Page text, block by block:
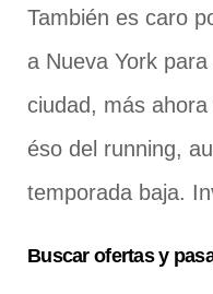
También es caro
a Nueva York
ciudad, más
éso del running,
temporada baja.
Buscar ofertas y